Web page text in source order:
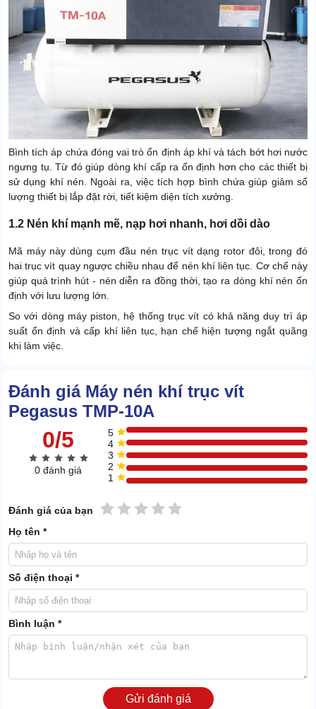
Bình tích áp chứa đóng vai trò ổn định áp khí và tách bớt hơi nước
ngưng tụ. Từ đó giúp dòng khí cấp ra ổn định hơn cho các thiết bị
sử dụng khí nén. Ngoài ra, việc tích hợp bình chứa giúp giảm số
lượng thiết bị lắp đặt rời, tiết kiệm diện tích xưởng.
1.2 Nén khí mạnh mẽ, nạp hơi nhanh, hơi dồi dào
Mã máy này dùng cụm đầu nén trục vít dạng rotor đôi, trong đó
hai trục vít quay ngược chiều nhau để nén khí liên tục. Cơ chế này
giúp quá trình hút - nén diễn ra đồng thời, tạo ra dòng khí nén ổn
định với lưu lượng lớn.
So với dòng máy piston, hệ thống trục vít có khả năng duy trì áp
suất ổn định và cấp khí liên tục, hạn chế hiện tượng ngắt quãng
khi làm việc.
Sản phẩm được thiết kế với khung máy thép dày, vỏ bảo vệ chắc
chắn và các cụm linh kiện bố trí khoa học. Cấu trúc khép kín giúp
bảo vệ đầu nén, motor và hệ thống truyền động khỏi bụi bẩn hoặc
tác động từ môi trường làm việc.
Đánh giá Máy nén khí trục vít
Pegasus TMP-10A
0/5
0 đánh giá
5
4
3
2
1
Đánh giá của bạn 5 sao
4 sao
3 sao
2 sao
1 sao
Họ tên *
Số điện thoại *
Bình luận *
Gửi đánh giá